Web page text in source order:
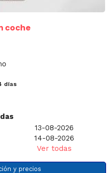
coche
días
13-08-2026
14-08-2026
Ver todas
y precios